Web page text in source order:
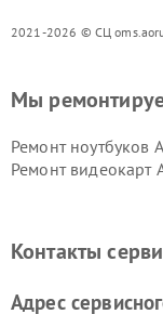
2021-2026 © СЦ
Мы
Ремонт ноутбуков
Ремонт видеокарт
Контакты
Адрес